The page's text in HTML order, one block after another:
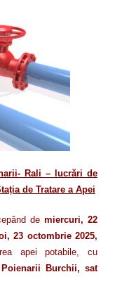
Rali – lucrări de
de Tratare a Apei
demiercuri, 22
23 octombrie 2025,
apei potabile, cu
Burchii, sat